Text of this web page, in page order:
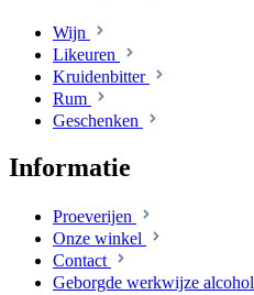
Wijn
Likeuren
Kruidenbitter
Rum
Geschenken
Informatie
Proeverijen
Onze winkel
Contact
Geborgde werkwijze alcohol